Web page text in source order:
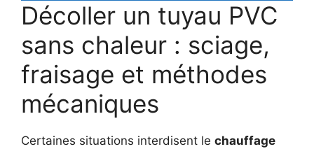
Décoller un tuyau PVC
sans chaleur : sciage,
fraisage et méthodes
mécaniques
Certaines situations interdisent le chauffage